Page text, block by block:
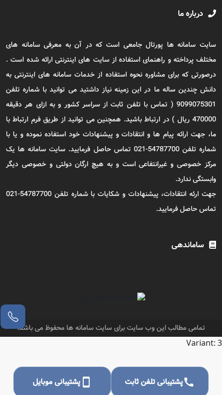
درباره ما
سایت سامانه ها پورتال جامعی است که در آن به معرفی سامانه های
مختلف پرداخته و راهنمای استفاده از سایت های اینترنتی ارائه شده است .
درصورتی که برای مشاوره نحوه استفاده از خدمات سامانه های اینترنتی به
دانش چندین ساله ما در این زمینه نیاز داشتید می توانید با شماره تلفن
9099075301 ( تماس با تلفن ثابت از سراسر کشور و به ازای هر دقیقه
470000 ریال ) در ارتباط باشید. همچنین می توانید از طریق فرم ارتباط با
ما، جهت ارائه پیام ها و انتقادات و پیشنهادات خود استفاده نموده و یا با
شماره تلفن 54787700-021 تماس حاصل فرمایید. سایت سامانه ها یک
مرکز خصوصی و غیرانتفاعی است و به هیچ ارگان دولتی و خصوصی دیگر
وابستگی ندارد.
جهت ارئه انتقادات، پیشنهادات و شکایات با شماره تلفن 54787700-021
تماس حاصل فرمایید.
ساماندهی
تمامی مطالب این وب سایت برای سایت سامانه ها محفوظ می باشد.
Variant: 3
callپشتیبانی تلفن ثابت smartphoneپشتیبانی موبایل